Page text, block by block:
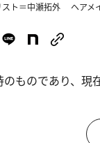
＝中瀬拓外 ヘアメイ
ものであり、現